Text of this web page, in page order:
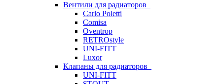
Вентили для радиаторов
Carlo Poletti
Comisa
Oventrop
RETROstyle
UNI-FITT
Luxor
Клапаны для радиаторов
UNI-FITT